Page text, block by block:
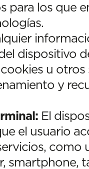
para los que
dispositivo
u otros
y
El
el usuario
como
smartphone,